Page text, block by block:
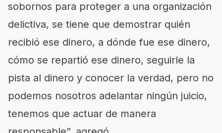
sobornos para proteger a una organización
delictiva, se tiene que demostrar quién
recibió ese dinero, a dónde fue ese dinero,
cómo se repartió ese dinero, seguirle la
pista al dinero y conocer la verdad, pero no
podemos nosotros adelantar ningún juicio,
tenemos que actuar de manera